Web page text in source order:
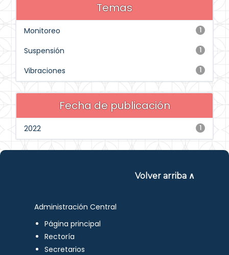
Temas
1
Monitoreo
1
Suspensión
1
Vibraciones
Fecha de publicación
1
2022
Volver arriba ∧
Administración Central
Página principal
Rectoría
Secretarios